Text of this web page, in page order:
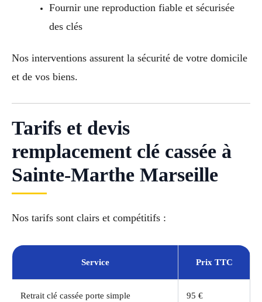
Fournir une reproduction fiable et sécurisée
des clés
Nos interventions assurent la sécurité de votre domicile
et de vos biens.
Tarifs et devis
remplacement clé cassée à
Sainte-Marthe Marseille
Nos tarifs sont clairs et compétitifs :
Service Prix TTC
Retrait clé cassée porte simple 95 €